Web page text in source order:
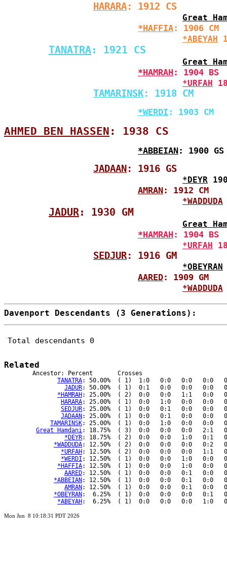
HARARA: 1912 CS
Great
*HAFFIA: 1906 CM
*ABEYAH
TANATRA: 1921 CS
Great
*HAMRAH : 1904 BS
*URFAH
TAMARINSK: 1918 CM
*WERDI : 1903 CM
AHMED BEN HASSEN : 1938 CS
*ABBEIAN: 1900 GS
JADAAN: 1916 GS
*DEYR
AMRAN: 1912 CM
*WADDUDA
JADUR: 1930 GM
Great
*HAMRAH : 1904 BS
*URFAH
SEDJUR: 1916 GM
*OBEYRAN
AARED: 1909 GM
*WADDUDA
Davenport Descendants (3 Generations):
Total descendants 0
Related
TANATRA: 50.00%	( 1)  1:0   0:0   0:0   0:0   0:0  { 0:0 }
JADUR: 50.00%	( 1)  0:1   0:0   0:0   0:0   0:0  { 0:0 }
*HAMRAH : 25.00%	( 2)  0:0   0:0   1:1   0:0   0:0  { 0:0 }
HARARA: 25.00%	( 1)  0:0   1:0   0:0   0:0   0:0  { 0:0 }
SEDJUR: 25.00%	( 1)  0:0   0:1   0:0   0:0   0:0  { 0:0 }
JADAAN : 25.00%	( 1)  0:0   0:1   0:0   0:0   0:0  { 0:0 }
TAMARINSK: 25.00%	( 1)  0:0   1:0   0:0   0:0   0:0  { 0:0 }
Great Hamdani: 18.75%	( 3)  0:0   0:0   0:0   2:1   0:0  { 0:0 }
*DEYR: 18.75%	( 2)  0:0   0:0   1:0   0:1   0:0  { 0:0 }
*WADDUDA: 12.50%	( 2)  0:0   0:0   0:0   0:2   0:0  { 0:0 }
*URFAH : 12.50%	( 2)  0:0   0:0   0:0   1:1   0:0  { 0:0 }
*WERDI : 12.50%	( 1)  0:0   0:0   1:0   0:0   0:0  { 0:0 }
*HAFFIA: 12.50%	( 1)  0:0   0:0   1:0   0:0   0:0  { 0:0 }
AARED: 12.50%	( 1)  0:0   0:0   0:1   0:0   0:0  { 0:0 }
*ABBEIAN : 12.50%	( 1)  0:0   0:0   0:1   0:0   0:0  { 0:0 }
AMRAN : 12.50%	( 1)  0:0   0:0   0:1   0:0   0:0  { 0:0 }
*OBEYRAN :  6.25%	( 1)  0:0   0:0   0:0   0:1   0:0  { 0:0 }
*ABEYAH